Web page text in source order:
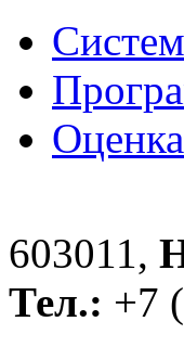
603011,
Тел.: +7